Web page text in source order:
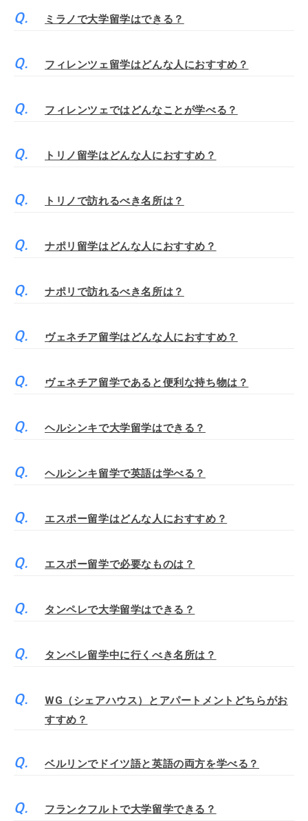
ミラノで大学留学はできる？
フィレンツェ留学はどんな人におすすめ？
フィレンツェではどんなことが学べる？
トリノ留学はどんな人におすすめ？
トリノで訪れるべき名所は？
ナポリ留学はどんな人におすすめ？
ナポリで訪れるべき名所は？
ヴェネチア留学はどんな人におすすめ？
ヴェネチア留学であると便利な持ち物は？
ヘルシンキで大学留学はできる？
ヘルシンキ留学で英語は学べる？
エスポー留学はどんな人におすすめ？
エスポー留学で必要なものは？
タンペレで大学留学はできる？
タンペレ留学中に行くべき名所は？
WG（シェアハウス）とアパートメントどちらがお
すすめ？
ベルリンでドイツ語と英語の両方を学べる？
フランクフルトで大学留学できる？